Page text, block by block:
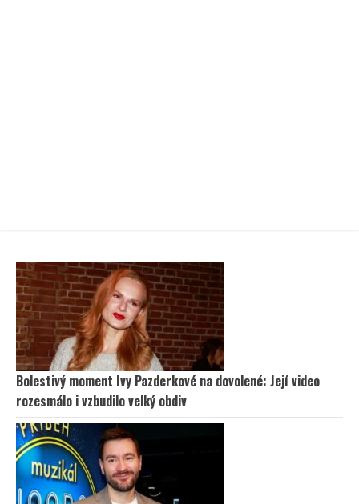
Bolestivý moment Ivy Pazderkové na dovolené: Její video
rozesmálo i vzbudilo velký obdiv